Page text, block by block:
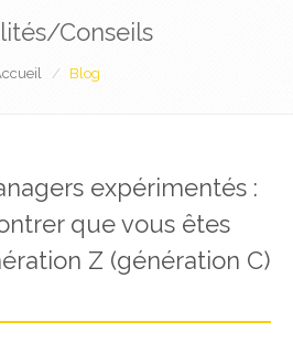
Conseils
Blog
expérimentés :
que vous êtes
Z (génération C)